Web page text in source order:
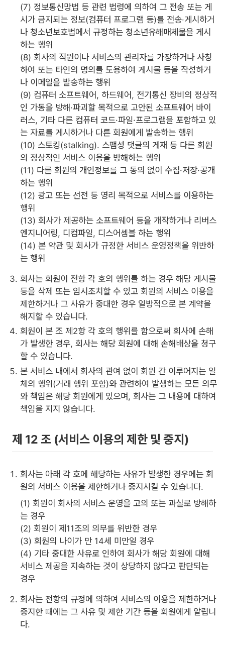
(7) 정보통신망법 등 관련 법령에 의하여 그 전송 또는 게
시가 금지되는 정보(컴퓨터 프로그램 등)를 전송·게시하거
나 청소년보호법에서 규정하는 청소년유해매체물을 게시
하는 행위
(8) 회사의 직원이나 서비스의 관리자를 가장하거나 사칭
하여 또는 타인의 명의를 도용하여 게시물 등을 작성하거
나 이메일을 발송하는 행위
(9) 컴퓨터 소프트웨어, 하드웨어, 전기통신 장비의 정상적
인 가동을 방해·파괴할 목적으로 고안된 소프트웨어 바이
러스, 기타 다른 컴퓨터 코드·파일·프로그램을 포함하고 있
는 자료를 게시하거나 다른 회원에게 발송하는 행위
(10) 스토킹(stalking). 스팸성 댓글의 게재 등 다른 회원
의 정상적인 서비스 이용을 방해하는 행위
(11) 다른 회원의 개인정보를 그 동의 없이 수집·저장·공개
하는 행위
(12) 광고 또는 선전 등 영리 목적으로 서비스를 이용하는
행위
(13) 회사가 제공하는 소프트웨어 등을 개작하거나 리버스
엔지니어링, 디컴파일, 디스어셈블 하는 행위
(14) 본 약관 및 회사가 규정한 서비스 운영정책을 위반하
는 행위
회사는 회원이 전항 각 호의 행위를 하는 경우 해당 게시물
등을 삭제 또는 임시조치할 수 있고 회원의 서비스 이용을
제한하거나 그 사유가 중대한 경우 일방적으로 본 계약을
해지할 수 있습니다.
회원이 본 조 제2항 각 호의 행위를 함으로써 회사에 손해
가 발생한 경우, 회사는 해당 회원에 대해 손해배상을 청구
할 수 있습니다.
본 서비스 내에서 회사의 관여 없이 회원 간 이루어지는 일
체의 행위(거래 행위 포함)와 관련하여 발생하는 모든 의무
와 책임은 해당 회원에게 있으며, 회사는 그 내용에 대하여
책임을 지지 않습니다.
제 12 조 (서비스 이용의 제한 및 중지)
회사는 아래 각 호에 해당하는 사유가 발생한 경우에는 회
원의 서비스 이용을 제한하거나 중지시킬 수 있습니다.
(1) 회원이 회사의 서비스 운영을 고의 또는 과실로 방해하
는 경우
(2) 회원이 제11조의 의무를 위반한 경우
(3) 회원의 나이가 만 14세 미만일 경우
(4) 기타 중대한 사유로 인하여 회사가 해당 회원에 대해
서비스 제공을 지속하는 것이 상당하지 않다고 판단되는
경우
회사는 전항의 규정에 의하여 서비스의 이용을 제한하거나
중지한 때에는 그 사유 및 제한 기간 등을 회원에게 알립니
다.